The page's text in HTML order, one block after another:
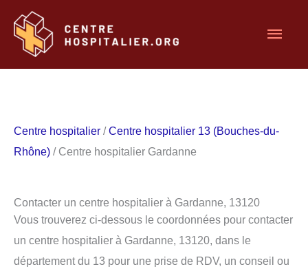
contenu
Centre hospitalier /Centre hospitalier 13 (Bouches-du-
Rhône) / Centre hospitalier Gardanne
Contacter un centre hospitalier à Gardanne, 13120
Vous trouverez ci-dessous le coordonnées pour contacter
un centre hospitalier à Gardanne, 13120, dans le
département du 13 pour une prise de RDV, un conseil ou